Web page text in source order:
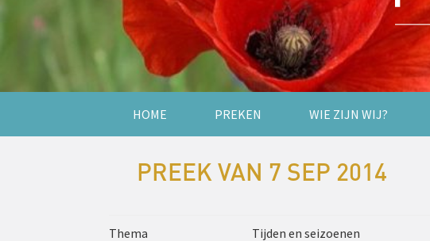
HOME PREKEN WIE ZIJN WIJ?
PREEK VAN 7 SEP 2014
Thema Tijden en seizoenen